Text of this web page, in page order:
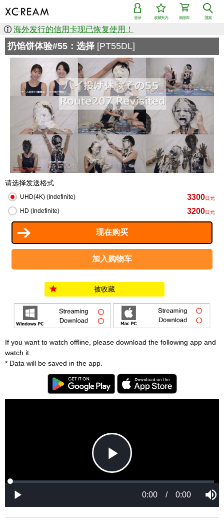
搜索
购物车
收藏夹内
登录
海外发行的信用卡现已恢复使用！
扔馅饼体验#55：选择 [PT55DL]
请选择发送格式
UHD(4K) (Indefinite) 3300日元
HD (Indefinite) 3200日元
被收藏
If you want to watch offline, please download the following app and
watch it.
* Data will be saved in the app.
P
l
a
L
d
0
P
e
s
0:00 / 0:00
M
t